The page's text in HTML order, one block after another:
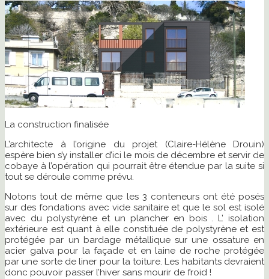
La construction finalisée
L’architecte à l’origine du projet (Claire-Hélène Drouin)
espère bien s’y installer d’ici le mois de décembre et servir de
cobaye à l’opération qui pourrait être étendue par la suite si
tout se déroule comme prévu.
Notons tout de même que les 3 conteneurs ont été posés
sur des fondations avec vide sanitaire et que le sol est isolé
avec du polystyrène et un plancher en bois . L’ isolation
extérieure est quant à elle constituée de polystyrène et est
protégée par un bardage métallique sur une ossature en
acier galva pour la façade et en laine de roche protégée
par une sorte de liner pour la toiture. Les habitants devraient
donc pouvoir passer l’hiver sans mourir de froid !